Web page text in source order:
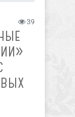
39